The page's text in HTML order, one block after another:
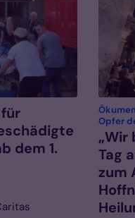
dem 1.
Opfer
„Wir
Tag
zum